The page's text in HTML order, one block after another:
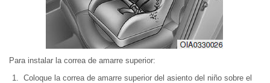
Para instalar la correa de amarre superior:
Coloque la correa de amarre superior del asiento del niño sobre el